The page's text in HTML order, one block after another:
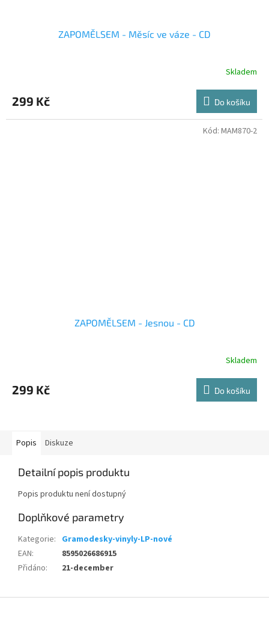
ZAPOMĚLSEM - Měsíc ve váze - CD
Skladem
299 Kč Do košíku
ZAPOMĚLSEM - Jesnou - CD
Skladem
299 Kč Do košíku
Kód: MAM870-2
Popis Diskuze
Detailní popis produktu
Popis produktu není dostupný
Doplňkové parametry
Kategorie: Gramodesky-vinyly-LP-nové
EAN:
8595026686915
Přidáno: 21-december